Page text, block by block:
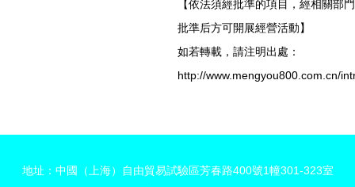
【依法須經批準的項目，經相關部門
批準后方可開展經營活動】
如若轉載，請注明出處：
http://www.mengyou800.com.cn/
地址：中國（上海）自由貿易試驗區芳春路400號1幢301-323室